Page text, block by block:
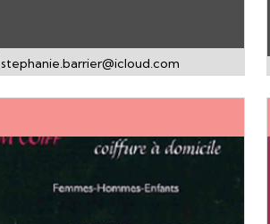
stephanie.barrier@icloud.com